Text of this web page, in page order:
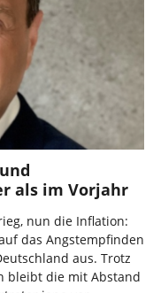
als im Vorjahr
nun die Inflation:
das Angstempfinden
aus. Trotz
bleibt die mit Abstand